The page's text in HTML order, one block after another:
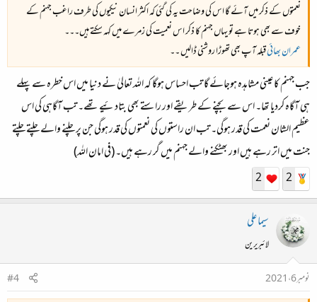
نعمتوں کے ذکر میں آئے گا اس کی وضاحت یہ کی گئی کہ اکثر انسان نیکیوں کی طرف راغب جہنم کے
خوف سے بھی ہوتا ہے تو یہاں جہنم کا ذکر اس نعمیت کی زمرے میں کہہ سکتے ہیں۔۔۔
عمران بھائیقبلہ آپ بھی تھوڑا روشنی ڈالیں ۔۔
جب جہنم کا عینی مشاہدہ ہوجائے گا تب احساس ہوگا کہ اللہ تعالیٰ نے دنیا میں اس خطرہ سے پہلے
ہی آگاہ کردیا تھا۔ اس سے بچنے کے طریقے اور راستے بھی بتادئیے تھے۔ تب آگاہی کی اس
عظیم الشان نعمت کی قدر ہوگی۔ تب ان راستوں کی نعمتوں کی قدر ہوگی جن پر چلنے والے چلتے چلتے
جنت میں اتر رہے ہیں اور بھٹکنے والے جہنم میں گر رہے ہیں۔ (فی امان اللہ)
2
2
سیما علی
لائبریرین
نومبر 6، 2021
#4